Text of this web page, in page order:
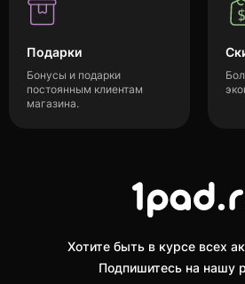
Подарки
Бонусы и подарки
постоянным клиентам
магазина.
Хотите быть в курсе всех
Подпишитесь на нашу